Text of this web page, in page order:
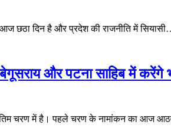
छठा दिन है और प्रदेश की राजनीति में
और पटना साहिब में करेंगे
अंतिम चरण में है। पहले चरण के नामांकन का आज